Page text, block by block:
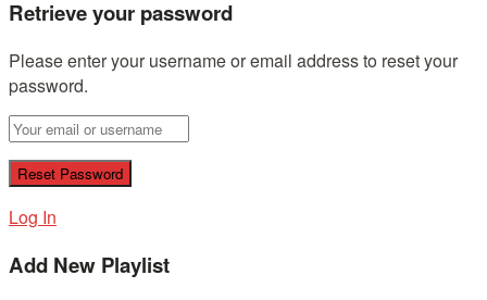
Retrieve your password
Please enter your username or email address to reset your
password.
Log In
Add New Playlist